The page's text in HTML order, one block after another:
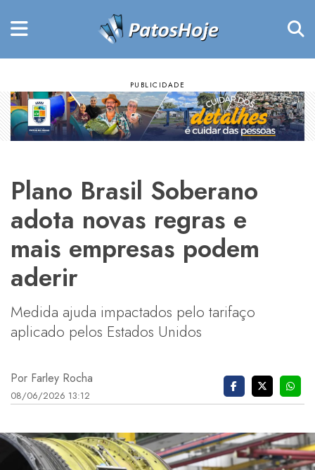
Plano Brasil Soberano
adota novas regras e
mais empresas podem
aderir
Medida ajuda impactados pelo tarifaço
aplicado pelos Estados Unidos
Por Farley Rocha
08/06/2026 13:12